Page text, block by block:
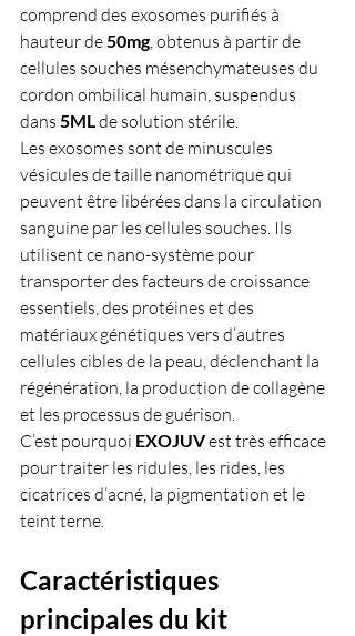
comprend des exosomes purifiés à
hauteur de 50mg, obtenus à partir de
cellules souches mésenchymateuses du
cordon ombilical humain, suspendus
dans 5ML de solution stérile.
Les exosomes sont de minuscules
vésicules de taille nanométrique qui
peuvent être libérées dans la circulation
sanguine par les cellules souches. Ils
utilisent ce nano-système pour
transporter des facteurs de croissance
essentiels, des protéines et des
matériaux génétiques vers d’autres
cellules cibles de la peau, déclenchant la
régénération, la production de collagène
et les processus de guérison.
C’est pourquoi EXOJUV est très efficace
pour traiter les ridules, les rides, les
cicatrices d’acné, la pigmentation et le
teint terne.
Caractéristiques
principales du kit